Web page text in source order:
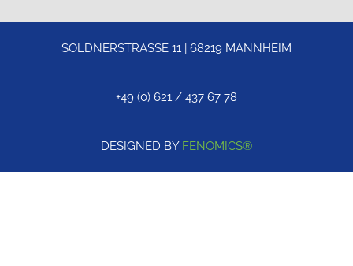
SOLDNERSTRASSE 11 | 68219 MANNHEIM
+49 (0) 621 / 437 67 78
DESIGNED BY FENOMICS®